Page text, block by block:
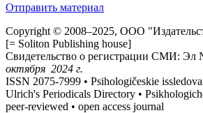
Отправить материал
Copyright © 2008–2025, ООО
[= Soliton Publishing house]
Свидетельство о регистрации СМИ: Эл
октября 2024 г.
ISSN 2075-7999 • Psihologičeskie
Ulrich's Periodicals Directory •
peer-reviewed • open access journal